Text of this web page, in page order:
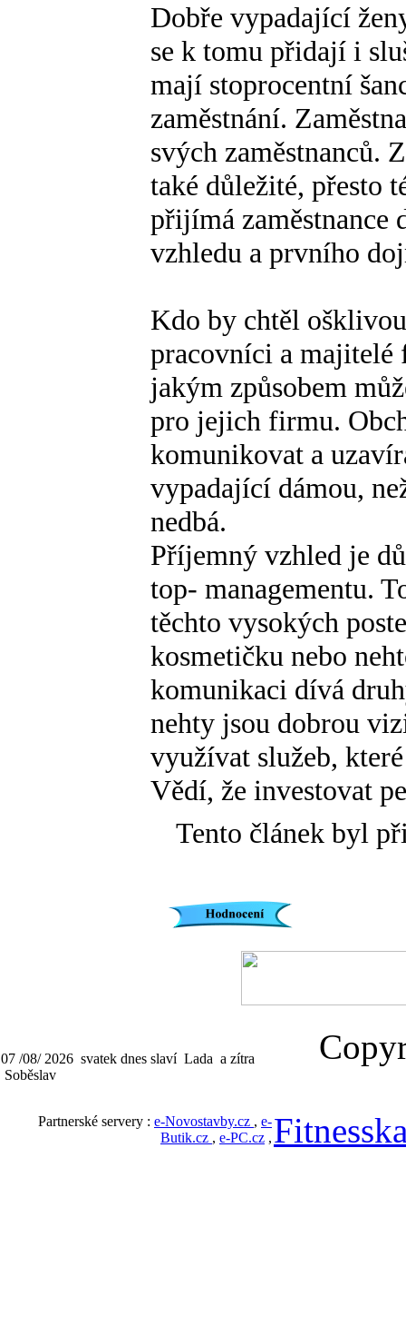
Dobře vypadající
se k tomu přidají i
mají stoprocentní
zaměstnání.
svých zaměstnanců.
také důležité, přesto
přijímá zaměstnance
vzhledu a prvního
Kdo by chtěl
pracovníci a
jakým způsobem
pro jejich firmu.
komunikovat a
vypadající dámou,
nedbá.
Příjemný vzhled je
top- managementu.
těchto vysokých
kosmetičku nebo
komunikaci dívá
nehty jsou dobrou
využívat služeb,
Vědí, že investovat
Tento článek byl
07 /08/ 2026 svatek dnes slaví Lada a zítra
Soběslav
Partnerské servery : e-Novostavby.cz , e-
Butik.cz , e-PC.cz ,